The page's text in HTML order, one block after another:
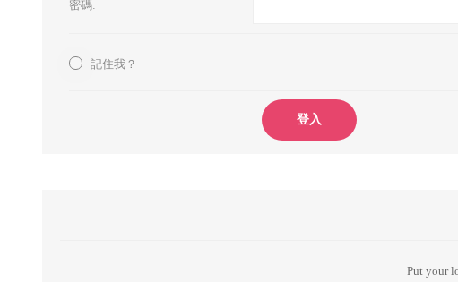
密碼:
記住我？
登入
Put your